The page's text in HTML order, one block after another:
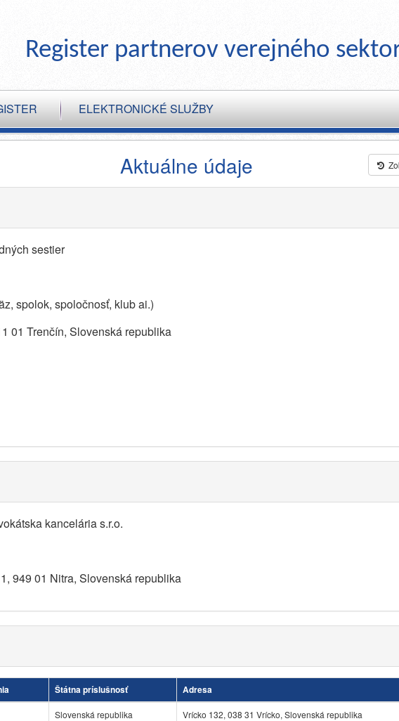
Register partnerov verejného
ELEKTRONICKÉ SLUŽBY
Aktuálne údaje
sestier
spolok, spoločnosť, klub ai.)
01 Trenčín, Slovenská republika
kancelária s.r.o.
949 01 Nitra, Slovenská republika
Štátna príslušnosť Adresa
Slovenská republika Vrícko 132, 038 31 Vrícko, Slovenská republika